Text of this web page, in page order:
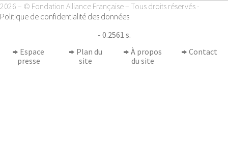
2026 – © Fondation Alliance Française – Tous droits réservés-
Politique de confidentialité des données
- 0.2561 s.
Espace
presse
Plan du
site
À propos
du site
Contact